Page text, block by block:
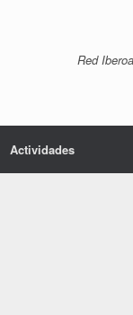
Red
Actividades